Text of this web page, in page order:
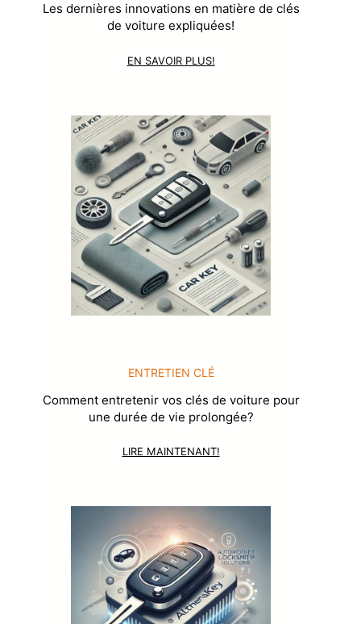
Les dernières innovations en matière de clés
de voiture expliquées!
EN SAVOIR PLUS!
ENTRETIEN CLÉ
Comment entretenir vos clés de voiture pour
une durée de vie prolongée?
LIRE MAINTENANT!